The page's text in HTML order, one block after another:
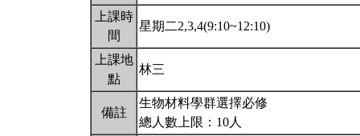
上課時
間
星期二2,3,4(9:10~12:10)
上課地
點
林三
備註
生物材料學群選擇必修
總人數上限：10人